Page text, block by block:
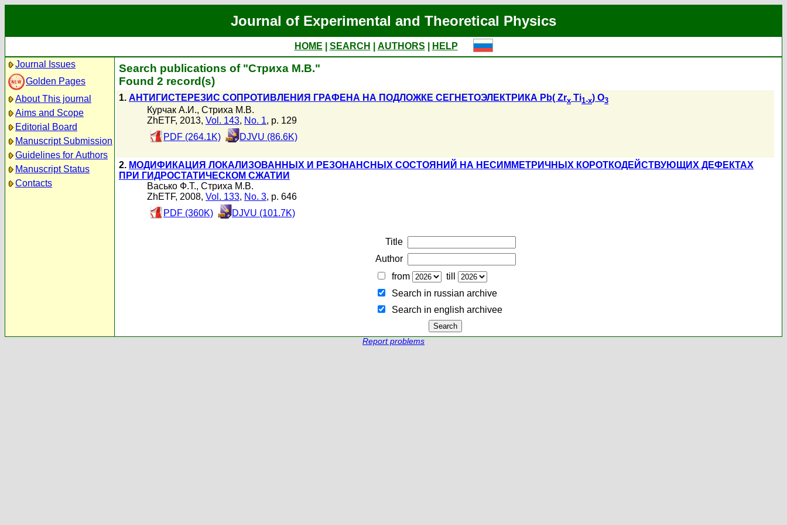
Journal of Experimental and Theoretical Physics
HOME SEARCH AUTHORS
HELP
Journal Issues
Golden Pages
About This journal
Aims and Scope
Editorial Board
Manuscript Submission
Guidelines for Authors
Manuscript Status
Contacts
Search publications of "Стриха М.В."
Found 2 record(s)
1. АНТИГИСТЕРЕЗИС СОПРОТИВЛЕНИЯ ГРАФЕНА НА ПОДЛОЖКЕ СЕГНЕТОЭЛЕКТРИКА Pb( Zrx Ti1-x) O3
Курчак А.И., Стриха М.В.
ZhETF, 2013, Vol. 143, No. 1, p. 129
PDF (264.1K)
DJVU (86.6K)
2. МОДИФИКАЦИЯ ЛОКАЛИЗОВАННЫХ И РЕЗОНАНСНЫХ СОСТОЯНИЙ НА НЕСИММЕТРИЧНЫХ КОРОТКОДЕЙСТВУЮЩИХ ДЕФЕКТАХ
ПРИ ГИДРОСТАТИЧЕСКОМ СЖАТИИ
Васько Ф.Т., Стриха М.В.
ZhETF, 2008, Vol. 133, No. 3, p. 646
PDF (360K)
DJVU (101.7K)
Title
Author
from
till
Search in russian archive
Search in english archiveе
Report problems